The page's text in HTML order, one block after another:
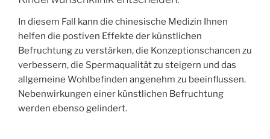
In diesem Fall kann die chinesische Medizin Ihnen
helfen die postiven Effekte der künstlichen
Befruchtung zu verstärken, die Konzeptionschancen zu
verbessern, die Spermaqualität zu steigern und das
allgemeine Wohlbefinden angenehm zu beeinflussen.
Nebenwirkungen einer künstlichen Befruchtung
werden ebenso gelindert.